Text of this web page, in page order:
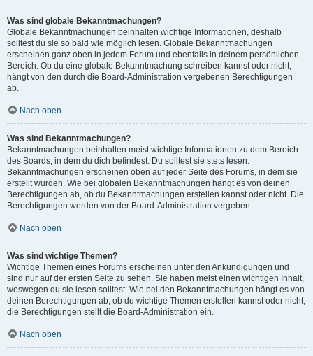
Was sind globale Bekanntmachungen?
Globale Bekanntmachungen beinhalten wichtige Informationen, deshalb
solltest du sie so bald wie möglich lesen. Globale Bekanntmachungen
erscheinen ganz oben in jedem Forum und ebenfalls in deinem persönlichen
Bereich. Ob du eine globale Bekanntmachung schreiben kannst oder nicht,
hängt von den durch die Board-Administration vergebenen Berechtigungen
ab.
Nach oben
Was sind Bekanntmachungen?
Bekanntmachungen beinhalten meist wichtige Informationen zu dem Bereich
des Boards, in dem du dich befindest. Du solltest sie stets lesen.
Bekanntmachungen erscheinen oben auf jeder Seite des Forums, in dem sie
erstellt wurden. Wie bei globalen Bekanntmachungen hängt es von deinen
Berechtigungen ab, ob du Bekanntmachungen erstellen kannst oder nicht. Die
Berechtigungen werden von der Board-Administration vergeben.
Nach oben
Was sind wichtige Themen?
Wichtige Themen eines Forums erscheinen unter den Ankündigungen und
sind nur auf der ersten Seite zu sehen. Sie haben meist einen wichtigen Inhalt,
weswegen du sie lesen solltest. Wie bei den Bekanntmachungen hängt es von
deinen Berechtigungen ab, ob du wichtige Themen erstellen kannst oder nicht;
die Berechtigungen stellt die Board-Administration ein.
Nach oben